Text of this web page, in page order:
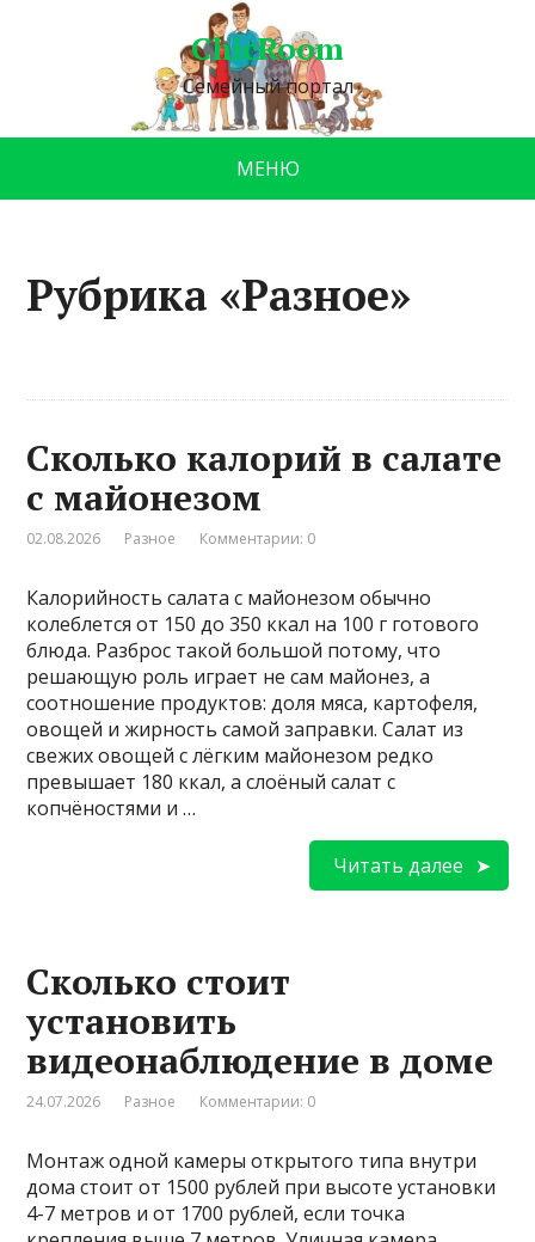
ChicRoom
Семейный портал
МЕНЮ
Рубрика «Разное»
Сколько калорий в салате
с майонезом
02.08.2026 Разное Комментарии: 0
Калорийность салата с майонезом обычно
колеблется от 150 до 350 ккал на 100 г готового
блюда. Разброс такой большой потому, что
решающую роль играет не сам майонез, а
соотношение продуктов: доля мяса, картофеля,
овощей и жирность самой заправки. Салат из
свежих овощей с лёгким майонезом редко
превышает 180 ккал, а слоёный салат с
копчёностями и …
Читать далее
Сколько стоит
установить
видеонаблюдение в доме
24.07.2026 Разное Комментарии: 0
Монтаж одной камеры открытого типа внутри
дома стоит от 1500 рублей при высоте установки
4-7 метров и от 1700 рублей, если точка